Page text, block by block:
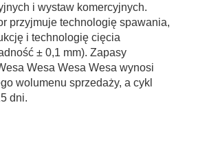
i wystaw komercyjnych.
przyjmuje technologię spawania,
i technologię cięcia
± 0,1 mm). Zapasy
Wesa Wesa Wesa wynosi
wolumenu sprzedaży, a cykl
dni.